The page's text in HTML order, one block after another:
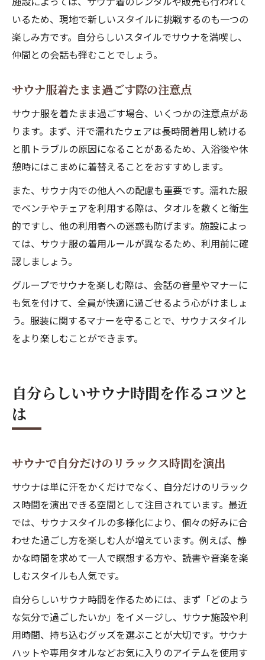
いるため、現地で新しいスタイルに挑戦するのも一つの
楽しみ方です。自分らしいスタイルでサウナを満喫し、
仲間との会話も弾むことでしょう。
サウナ服着たまま過ごす際の注意点
サウナ服を着たまま過ごす場合、いくつかの注意点があ
ります。まず、汗で濡れたウェアは長時間着用し続ける
と肌トラブルの原因になることがあるため、入浴後や休
憩時にはこまめに着替えることをおすすめします。
また、サウナ内での他人への配慮も重要です。濡れた服
でベンチやチェアを利用する際は、タオルを敷くと衛生
的ですし、他の利用者への迷惑も防げます。施設によっ
ては、サウナ服の着用ルールが異なるため、利用前に確
認しましょう。
グループでサウナを楽しむ際は、会話の音量やマナーに
も気を付けて、全員が快適に過ごせるよう心がけましょ
う。服装に関するマナーを守ることで、サウナスタイル
をより楽しむことができます。
自分らしいサウナ時間を作るコツと
は
サウナで自分だけのリラックス時間を演出
サウナは単に汗をかくだけでなく、自分だけのリラック
ス時間を演出できる空間として注目されています。最近
では、サウナスタイルの多様化により、個々の好みに合
わせた過ごし方を楽しむ人が増えています。例えば、静
かな時間を求めて一人で瞑想する方や、読書や音楽を楽
しむスタイルも人気です。
自分らしいサウナ時間を作るためには、まず「どのよう
な気分で過ごしたいか」をイメージし、サウナ施設や利
用時間、持ち込むグッズを選ぶことが大切です。サウナ
ハットや専用タオルなどお気に入りのアイテムを使用す